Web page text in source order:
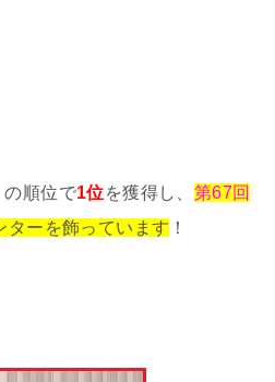
の順位で1位を獲得し、 第67回
ターを飾っています ！